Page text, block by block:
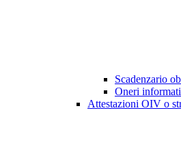
Scadenzario
Oneri
Attestazioni OIV o